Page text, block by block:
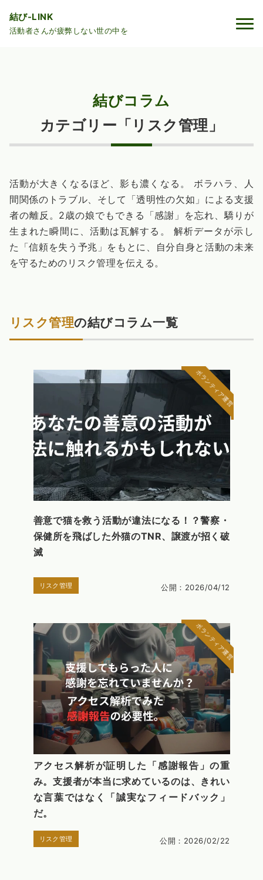
結び-LINK
活動者さんが疲弊しない世の中を
結びコラム
カテゴリー「リスク管理」
活動が大きくなるほど、影も濃くなる。 ボラハラ、人
間関係のトラブル、そして「透明性の欠如」による支援
者の離反。2歳の娘でもできる「感謝」を忘れ、驕りが
生まれた瞬間に、活動は瓦解する。 解析データが示し
た「信頼を失う予兆」をもとに、自分自身と活動の未来
を守るためのリスク管理を伝える。
リスク管理の結びコラム一覧
善意で猫を救う活動が違法になる！？警察・
保健所を飛ばした外猫のTNR、譲渡が招く破
滅
リスク管理 公開：2026/04/12
ボランティア運営
アクセス解析が証明した「感謝報告」の重
み。支援者が本当に求めているのは、きれい
な言葉ではなく「誠実なフィードバック」
だ。
リスク管理 公開：2026/02/22
ボランティア運営